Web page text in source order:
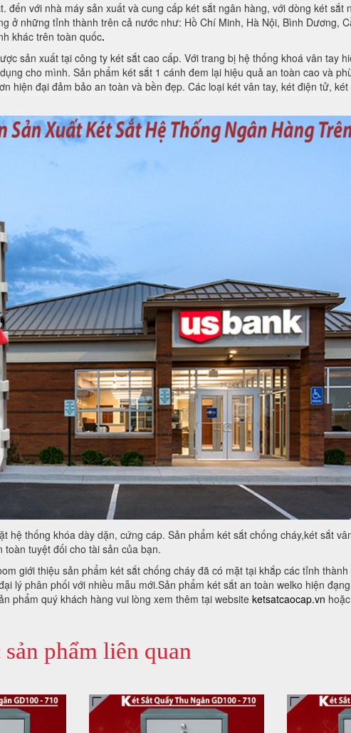
với nhà máy sản xuất và cung cấp két sắt ngân hàng, với dòng két sắt
ở những tỉnh thành trên cả nước như: Hồ Chí Minh, Hà Nội, Bình Dương,
khác trên toàn quốc.
sản xuất tại công ty két sắt cao cấp. Với trang bị hệ thống khoá vân tay
cho mình. Sản phẩm két sắt 1 cánh đem lại hiệu quả an toàn cao và
hiện đại đảm bảo an toàn và bền đẹp. Các loại két vân tay, két điện tử,
hệ thống khóa dày dặn, cứng cáp. Sản phẩm két sắt chống cháy,két sắt
tuyệt đối cho tài sản của bạn.
giới thiệu sản phẩm két sắt chống cháy đã có mặt tại khắp các tỉnh
lý phân phối với nhiều mẫu mới.Sản phẩm két sắt an toàn welko hiện
phẩm quý khách hàng vui lòng xem thêm tại website ketsatcaocap.vn
sản phẩm liên quan